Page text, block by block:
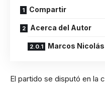
Compartir
Acerca del Autor
Marcos
El partido se disputó en la